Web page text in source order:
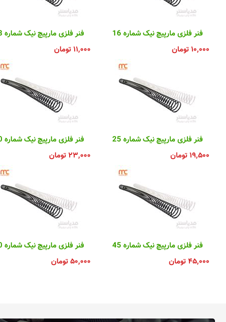
فنر فلزی مارپیچ نیک شماره 16
۱۰,۰۰۰تومان
فنر فلزی مارپیچ نیک شماره 18
۱۱,۰۰۰تومان
فنر فلزی مارپیچ نیک شماره 25
۱۹,۵۰۰تومان
فنر فلزی مارپیچ نیک شماره 30
۲۳,۰۰۰تومان
فنر فلزی مارپیچ نیک شماره 45
۴۵,۰۰۰تومان
فنر فلزی مارپیچ نیک شماره 50
۵۰,۰۰۰تومان